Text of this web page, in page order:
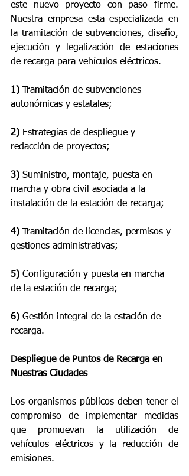
este nuevo proyecto con paso firme.
Nuestra empresa esta especializada en
la tramitación de subvenciones, diseño,
ejecución y legalización de estaciones
de recarga para vehículos eléctricos.
1) Tramitación de subvenciones
autonómicas y estatales;
2) Estrategias de despliegue y
redacción de proyectos;
3) Suministro, montaje, puesta en
marcha y obra civil asociada a la
instalación de la estación de recarga;
4) Tramitación de licencias, permisos y
gestiones administrativas;
5) Configuración y puesta en marcha
de la estación de recarga;
6) Gestión integral de la estación de
recarga.
Despliegue de Puntos de Recarga en
Nuestras Ciudades
Los organismos públicos deben tener el
compromiso de implementar medidas
que promuevan la utilización de
vehículos eléctricos y la reducción de
emisiones.